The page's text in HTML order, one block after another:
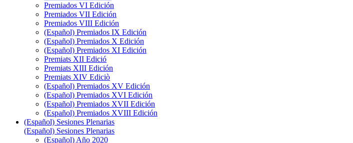
Premiados VI Edición
Premiados VII Edición
Premiados VIII Edición
(Español) Premiados IX Edición
(Español) Premiados X Edición
(Español) Premiados XI Edición
Premiats XII Edició
Premiats XIII Edición
Premiats XIV Ediciò
(Español) Premiados XV Edición
(Español) Premiados XVI Edición
(Español) Premiados XVII Edición
(Español) Premiados XVIII Edición
(Español) Sesiones Plenarias
(Español) Sesiones Plenarias
(Español) Año 2020